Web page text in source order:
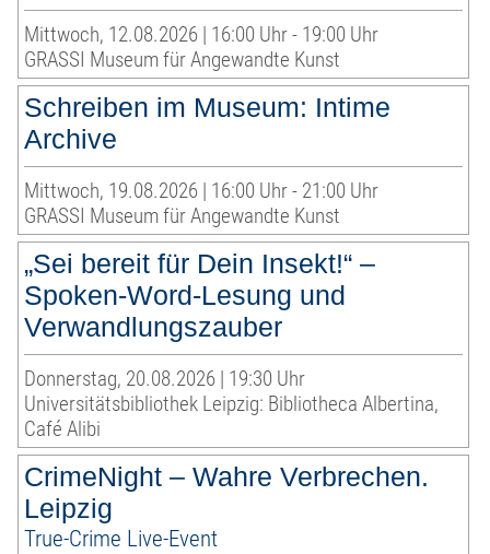
Mittwoch, 12.08.2026 | 16:00 Uhr - 19:00 Uhr
GRASSI Museum für Angewandte Kunst
Schreiben im Museum: Intime
Archive
Mittwoch, 19.08.2026 | 16:00 Uhr - 21:00 Uhr
GRASSI Museum für Angewandte Kunst
„Sei bereit für Dein Insekt!“ –
Spoken-Word-Lesung und
Verwandlungszauber
Donnerstag, 20.08.2026 | 19:30 Uhr
Universitätsbibliothek Leipzig: Bibliotheca Albertina,
Café Alibi
CrimeNight – Wahre Verbrechen.
Leipzig
True-Crime Live-Event